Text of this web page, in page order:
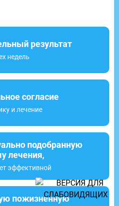
результат
недель
согласие
и лечение
подобранную
лечения,
эффективной
пожизненную